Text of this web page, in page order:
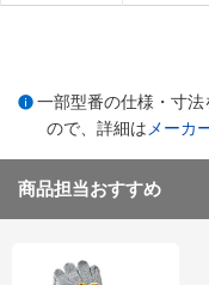
一部型番の仕様・寸
ので、詳細は メーカ
商品担当おすすめ